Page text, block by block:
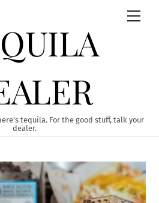
tequila. For the good stuff, talk your
dealer.